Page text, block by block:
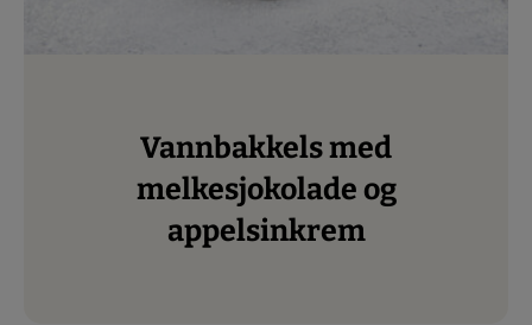
Vannbakkels med
melkesjokolade og
appelsinkrem